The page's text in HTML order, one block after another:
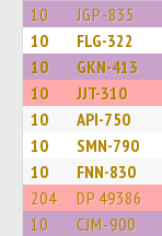
10 JGP-835
10 FLG-322
10 GKN-413
10 JJT-310
10 API-750
10 SMN-790
10 FNN-830
204 DP 49386
10 CJM-900